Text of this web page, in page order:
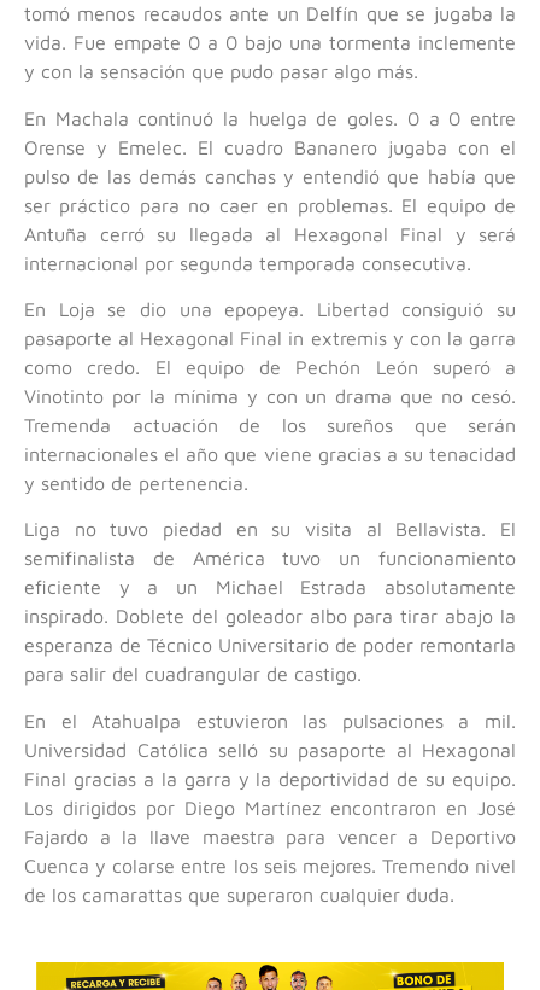
tomó menos recaudos ante un Delfín que se jugaba la
vida. Fue empate 0 a 0 bajo una tormenta inclemente
y con la sensación que pudo pasar algo más.
En Machala continuó la huelga de goles. 0 a 0 entre
Orense y Emelec. El cuadro Bananero jugaba con el
pulso de las demás canchas y entendió que había que
ser práctico para no caer en problemas. El equipo de
Antuña cerró su llegada al Hexagonal Final y será
internacional por segunda temporada consecutiva.
En Loja se dio una epopeya. Libertad consiguió su
pasaporte al Hexagonal Final in extremis y con la garra
como credo. El equipo de Pechón León superó a
Vinotinto por la mínima y con un drama que no cesó.
Tremenda actuación de los sureños que serán
internacionales el año que viene gracias a su tenacidad
y sentido de pertenencia.
Liga no tuvo piedad en su visita al Bellavista. El
semifinalista de América tuvo un funcionamiento
eficiente y a un Michael Estrada absolutamente
inspirado. Doblete del goleador albo para tirar abajo la
esperanza de Técnico Universitario de poder remontarla
para salir del cuadrangular de castigo.
En el Atahualpa estuvieron las pulsaciones a mil.
Universidad Católica selló su pasaporte al Hexagonal
Final gracias a la garra y la deportividad de su equipo.
Los dirigidos por Diego Martínez encontraron en José
Fajardo a la llave maestra para vencer a Deportivo
Cuenca y colarse entre los seis mejores. Tremendo nivel
de los camarattas que superaron cualquier duda.